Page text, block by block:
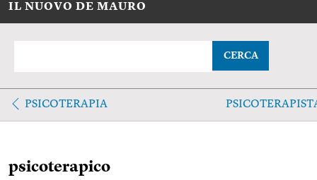
IL NUOVO DE MAURO
CERCA
PSICOTERAPIA
psicoterapico